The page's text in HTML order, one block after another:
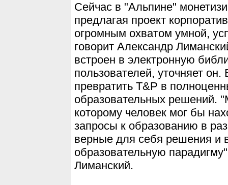
Сейчас в "Альпине"
предлагая проект
огромным охватом умной,
говорит Александр
встроен в электронную
пользователей, уточняет
превратить T&P в
образовательных решений.
которому человек мог бы
запросы к образованию в
верные для себя решения и
образовательную
Лиманский.